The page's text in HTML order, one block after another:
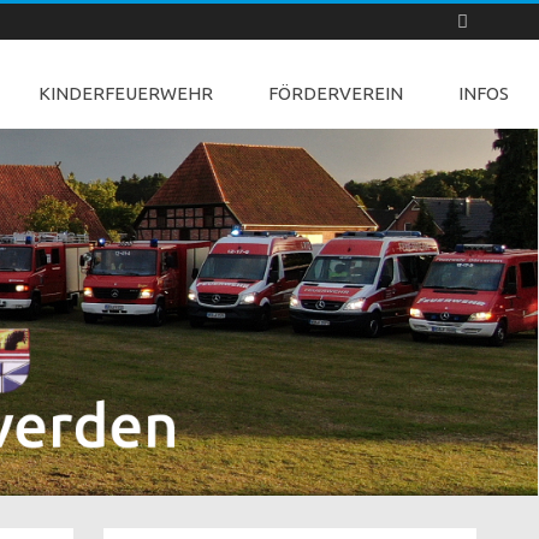
KINDERFEUERWEHR FÖRDERVEREIN INFOS